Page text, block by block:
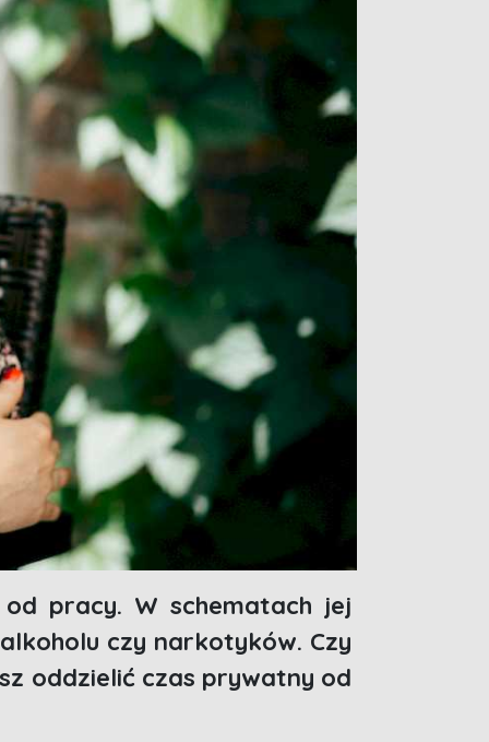
pracy. W schematach jej
czy narkotyków. Czy
oddzielić czas prywatny od